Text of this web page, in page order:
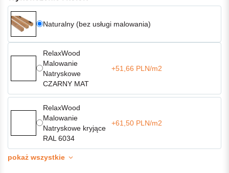
Naturalny (bez usługi malowania)
RelaxWood
Malowanie
Natryskowe
CZARNY MAT
+51,66 PLN/m2
RelaxWood
Malowanie
Natryskowe kryjące
RAL 6034
+61,50 PLN/m2
pokaż wszystkie